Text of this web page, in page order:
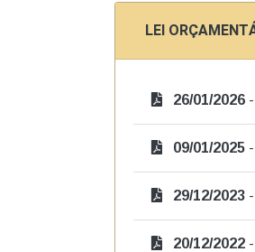
LEI
26/01/2026
09/01/2025
29/12/2023
20/12/2022